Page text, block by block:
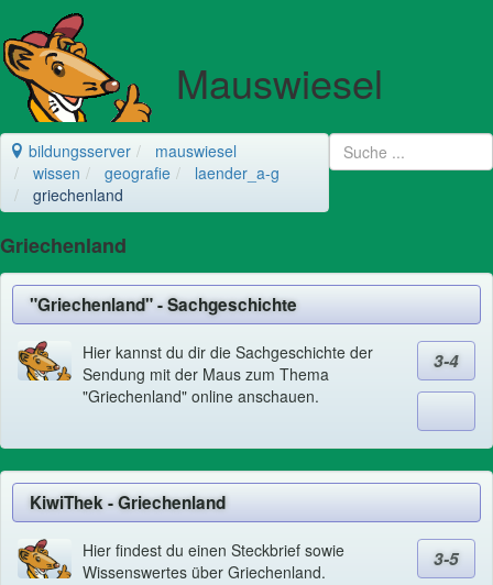
Mauswiesel
bildungsserver
mauswiesel
wissen
geografie
laender_a-g
griechenland
Griechenland
"Griechenland" - Sachgeschichte
Hier kannst du dir die Sachgeschichte der
Sendung mit der Maus zum Thema
"Griechenland" online anschauen.
3-4
KiwiThek - Griechenland
Hier findest du einen Steckbrief sowie
Wissenswertes über Griechenland.
3-5